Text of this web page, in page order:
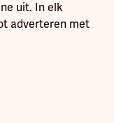
uit. In elk
adverteren met